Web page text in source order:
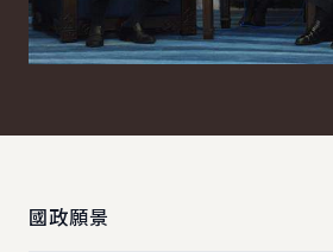
國政願景